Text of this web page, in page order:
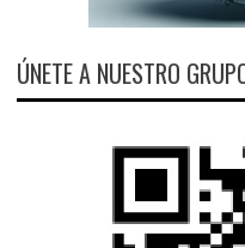
ÚNETE A NUESTRO